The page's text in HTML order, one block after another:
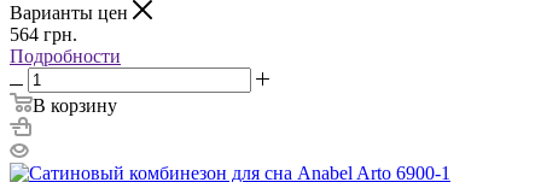
Варианты цен
564 грн.
Подробности
В корзину